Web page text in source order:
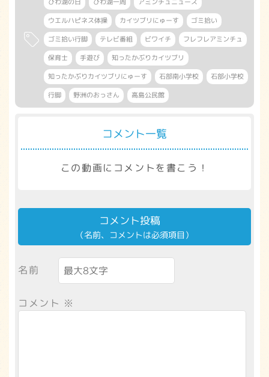
びわ湖の日 びわ湖一周
アミンチュニュース
ウエルハピネス体操
カイツブリにゅーす
ゴミ拾い
ゴミ拾い行脚
テレビ番組 ビワイチ
フレフレアミンチュ
保育士
手遊び
知ったかぶりカイツブリ
知ったかぶりカイツブリにゅーす
石部南小学校
石部小学校
行脚
野洲のおっさん 高島公民館
コメント一覧
この動画にコメントを書こう！
コメント投稿
（名前、コメントは必須項目）
名前
コメント ※